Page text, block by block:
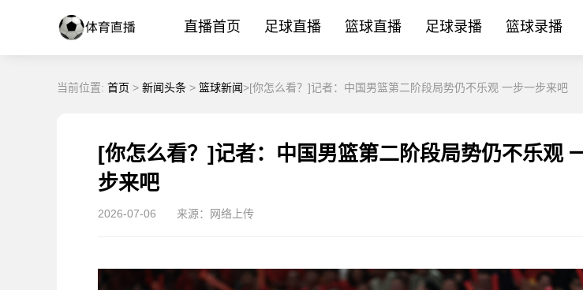
直播首页 足球直播 篮球直播 足球录播 篮球录播
当前位置: 首页 > 新闻头条 > 篮球新闻>[你怎么看？]记者：中国男篮第二阶段局势仍不乐观 一步一步来吧
[你怎么看？]记者：中国男篮第二阶段局势仍不乐观
步来吧
2026-07-06 来源：网络上传